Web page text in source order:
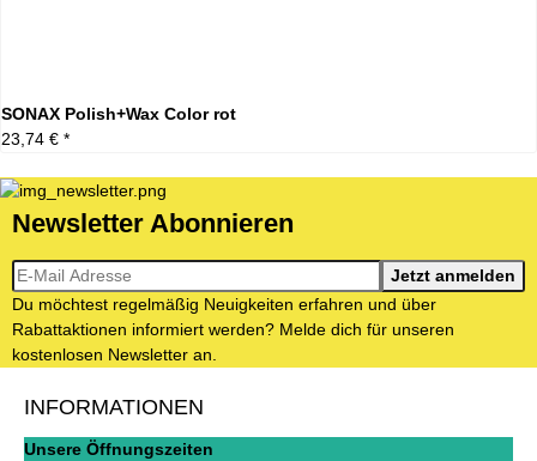
SONAX Polish+Wax Color rot
23,74 € *
Newsletter Abonnieren
Newsletter-Registrierung
Jetzt anmelden
Du möchtest regelmäßig Neuigkeiten erfahren und über
Rabattaktionen informiert werden? Melde dich für unseren
kostenlosen Newsletter an.
INFORMATIONEN
Unsere Öffnungszeiten